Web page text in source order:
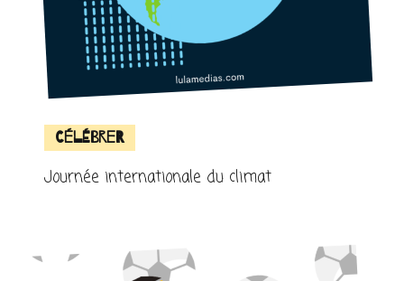
Célébrer
Journée internationale du climat